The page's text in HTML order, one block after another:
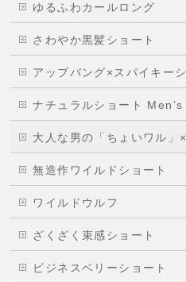
ゆるふわカールロング
さわやか黒髪ショート
アップバング×スパイキー
ナチュラルショート Men’s
大人な男の「ちょいワル」
無造作ワイルドショート
ワイルドウルフ
ざくざく束感ショート
ビジネスベリーショート